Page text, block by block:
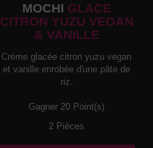
MOCHI GLACE
CITRON YUZU VEGAN
& VANILLE
Crème glacée citron yuzu vegan
et vanille enrobée d'une pâte de
riz.
Gagner 20 Point(s)
2 Pièces